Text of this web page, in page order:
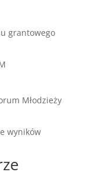
grantowego
Młodzieży
wyników